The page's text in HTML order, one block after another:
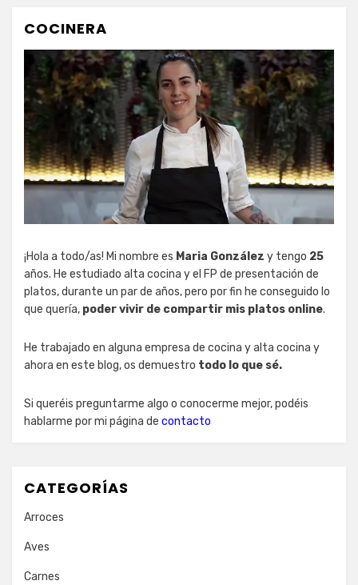
COCINERA
¡Hola a todo/as! Mi nombre es Maria González y tengo 25
años. He estudiado alta cocina y el FP de presentación de
platos, durante un par de años, pero por fin he conseguido lo
que quería, poder vivir de compartir mis platos online.
He trabajado en alguna empresa de cocina y alta cocina y
ahora en este blog, os demuestro todo lo que sé.
Si queréis preguntarme algo o conocerme mejor, podéis
hablarme por mi página de contacto
CATEGORÍAS
Arroces
Aves
Carnes